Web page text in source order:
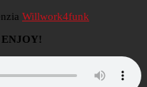
Willwork4funk